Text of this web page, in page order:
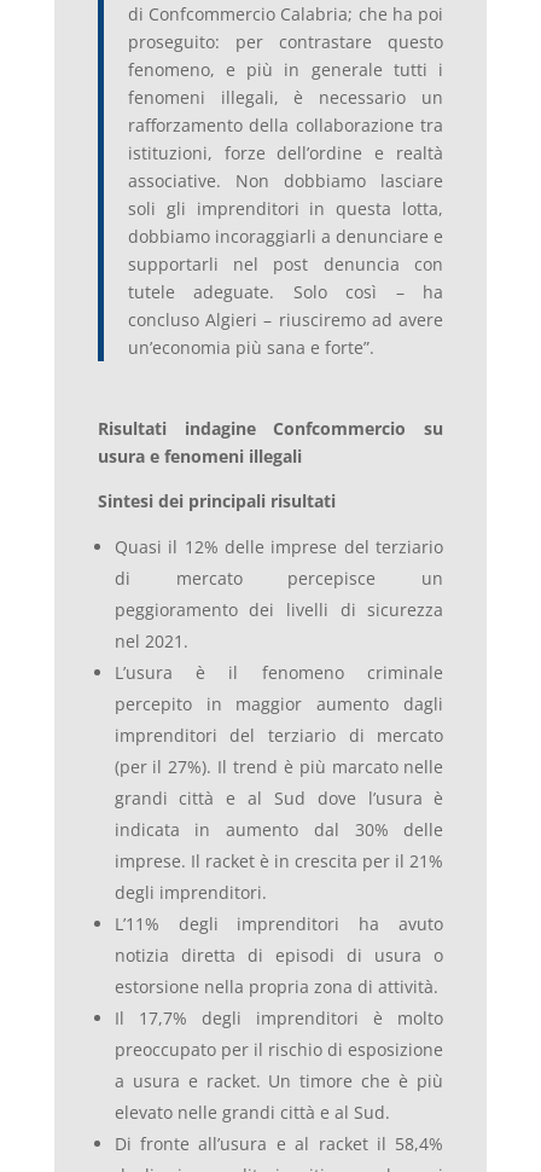
di Confcommercio Calabria; che ha poi
proseguito: per contrastare questo
fenomeno, e più in generale tutti i
fenomeni illegali, è necessario un
rafforzamento della collaborazione tra
istituzioni, forze dell’ordine e realtà
associative. Non dobbiamo lasciare
soli gli imprenditori in questa lotta,
dobbiamo incoraggiarli a denunciare e
supportarli nel post denuncia con
tutele adeguate. Solo così – ha
concluso Algieri – riusciremo ad avere
un’economia più sana e forte”.
Risultati indagine Confcommercio su
usura e fenomeni illegali
Sintesi dei principali risultati
Quasi il 12% delle imprese del terziario
di mercato percepisce un
peggioramento dei livelli di sicurezza
nel 2021.
L’usura è il fenomeno criminale
percepito in maggior aumento dagli
imprenditori del terziario di mercato
(per il 27%). Il trend è più marcato nelle
grandi città e al Sud dove l’usura è
indicata in aumento dal 30% delle
imprese. Il racket è in crescita per il 21%
degli imprenditori.
L’11% degli imprenditori ha avuto
notizia diretta di episodi di usura o
estorsione nella propria zona di attività.
Il 17,7% degli imprenditori è molto
preoccupato per il rischio di esposizione
a usura e racket. Un timore che è più
elevato nelle grandi città e al Sud.
Di fronte all’usura e al racket il 58,4%